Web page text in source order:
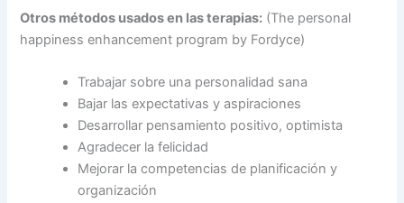
Otros métodos usados en las terapias: (The personal
happiness enhancement program by Fordyce)
Trabajar sobre una personalidad sana
Bajar las expectativas y aspiraciones
Desarrollar pensamiento positivo, optimista
Agradecer la felicidad
Mejorar la competencias de planificación y
organización